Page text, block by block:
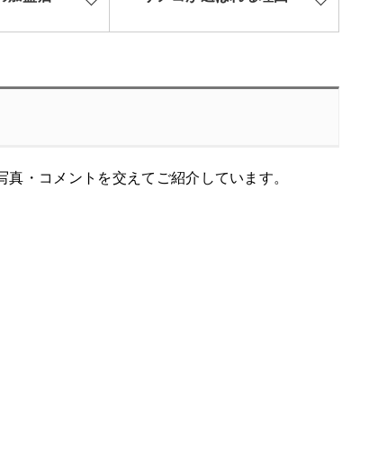
・コメントを交えてご紹介しています。